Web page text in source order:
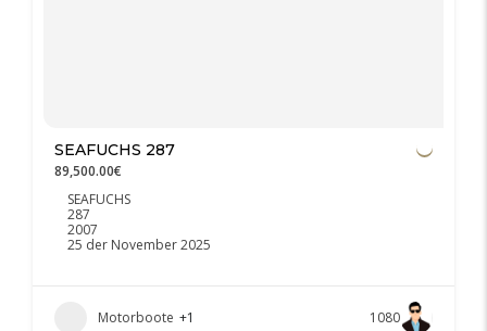
SEAFUCHS 287
89,500.00€
SEAFUCHS
287
2007
25 der November 2025
Motorboote +1 1080